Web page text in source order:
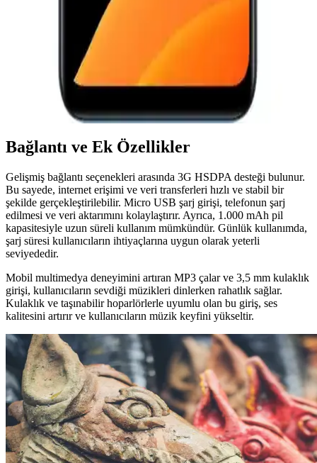
Casper Via E30 ve M35 Modellerinin Detaylı
Karşılaştırması ve Hangi Telefonun Daha İyi
Casper Via E30 ve M35 modellerinin özelliklerini karşılaştırıyoruz.
Batarya, kamera, hafıza ve performans gibi önemli detaylar, hangi
telefonun ihtiyaçlarınıza daha uygun olduğunu belirlemenize
yardımcı oluyor.
Bağlantı ve Ek Özellikler
Gelişmiş bağlantı seçenekleri arasında 3G HSDPA desteği bulunur.
Bu sayede, internet erişimi ve veri transferleri hızlı ve stabil bir
şekilde gerçekleştirilebilir. Micro USB şarj girişi, telefonun şarj
edilmesi ve veri aktarımını kolaylaştırır. Ayrıca, 1.000 mAh pil
kapasitesiyle uzun süreli kullanım mümkündür. Günlük kullanımda,
şarj süresi kullanıcıların ihtiyaçlarına uygun olarak yeterli
seviyededir.
Mobil multimedya deneyimini artıran MP3 çalar ve 3,5 mm kulaklık
girişi, kullanıcıların sevdiği müzikleri dinlerken rahatlık sağlar.
Kulaklık ve taşınabilir hoparlörlerle uyumlu olan bu giriş, ses
kalitesini artırır ve kullanıcıların müzik keyfini yükseltir.